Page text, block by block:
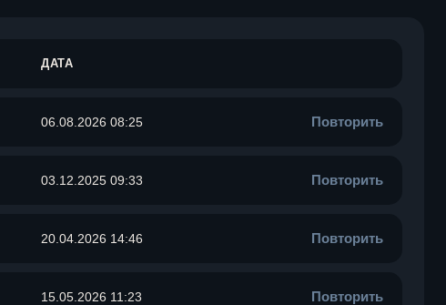
ДАТА
06.08.2026 08:25 Повторить
03.12.2025 09:33 Повторить
20.04.2026 14:46 Повторить
15.05.2026 11:23 Повторить